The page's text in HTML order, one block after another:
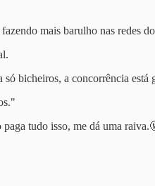
mais barulho nas redes
bicheiros, a concorrência está
paga tudo isso, me dá uma